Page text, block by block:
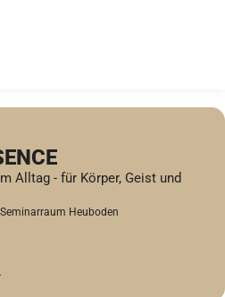
Alltag - für Körper, Geist und
Seminarraum Heuboden